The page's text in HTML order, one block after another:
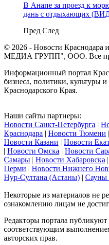
В Анапе за проезд к
дань с отдыхающих
Пред След
© 2026 - Новости Краснодара
МЕДИА ГРУПП", ООО. Все
Информационный портал
бизнеса, политики, культуры
Краснодарского Края.
Наши сайты партнеры:
Новости Санкт-Петербурга |
Краснодара | Новости Тюмени |
Новости Казани | Новости
| Новости Омска | Новости
Самары | Новости Хабаровска |
Перми | Новости Нижнего
Нур-Султана (Астаны) | Сауны
Некоторые из материалов не
ознакомлению лицам не
Редакторы портала
соответствующим
авторских прав.